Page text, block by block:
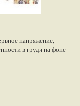
напряжение,
в груди на фоне
потливость.